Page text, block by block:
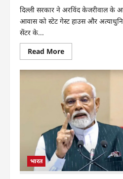
दिल्ली सरकार ने अरविंद केजरीवाल के
आवास को स्टेट गेस्ट हाउस और
सेंटर के...
Read More
भारत